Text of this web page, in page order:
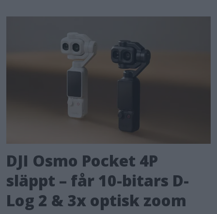
DJI Osmo Pocket 4P
släppt – får 10-bitars D-
Log 2 & 3x optisk zoom